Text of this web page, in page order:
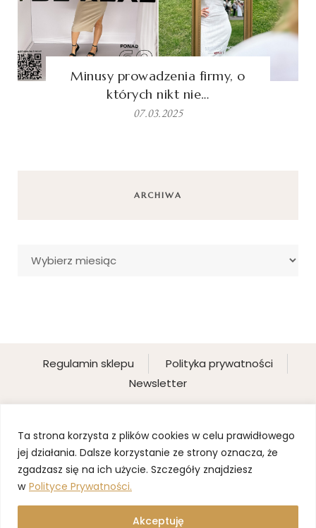
Ta strona korzysta z plików cookies w celu prawidłowego
jej działania. Dalsze korzystanie ze strony oznacza, że
zgadzasz się na ich użycie. Szczegóły znajdziesz
w Polityce Prywatności.
Akceptuję
Minusy prowadzenia firmy, o
których nikt nie…
07.03.2025
ARCHIWA
Regulamin sklepu
Polityka prywatności
Newsletter